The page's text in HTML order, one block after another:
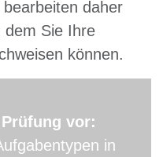
daher
dem Sie Ihre
können.
vor:
in